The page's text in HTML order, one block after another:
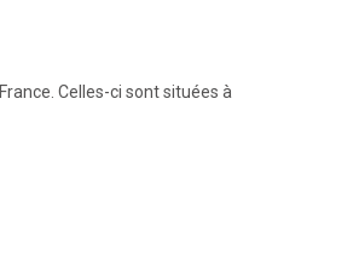
Celles-ci sont situées à